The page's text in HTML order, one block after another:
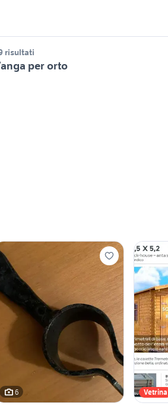
risultati
per orto
6 Vetrina